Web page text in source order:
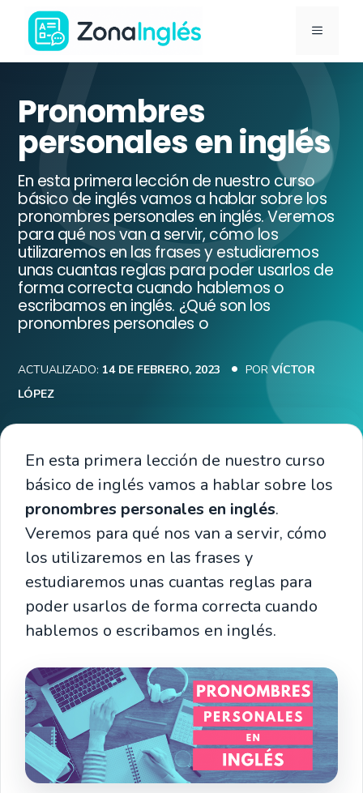
Saltar
contenido
Ir
la
portada
de
ZonaInglés
MENÚ
Pronombres
personales en inglés
En esta primera lección de nuestro curso
básico de inglés vamos a hablar sobre los
pronombres personales en inglés. Veremos
para qué nos van a servir, cómo los
utilizaremos en las frases y estudiaremos
unas cuantas reglas para poder usarlos de
forma correcta cuando hablemos o
escribamos en inglés. ¿Qué son los
pronombres personales o
ACTUALIZADO: 14 DE FEBRERO, 2023 POR VÍCTOR
LÓPEZ
En esta primera lección de nuestro curso
básico de inglés vamos a hablar sobre los
pronombres personales en inglés.
Veremos para qué nos van a servir, cómo
los utilizaremos en las frases y
estudiaremos unas cuantas reglas para
poder usarlos de forma correcta cuando
hablemos o escribamos en inglés.